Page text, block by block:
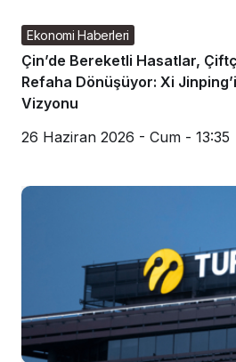
Ekonomi Haberleri
Çin’de Bereketli Hasatlar,
Refaha Dönüşüyor: Xi
Vizyonu
26 Haziran 2026 - Cum - 13:35